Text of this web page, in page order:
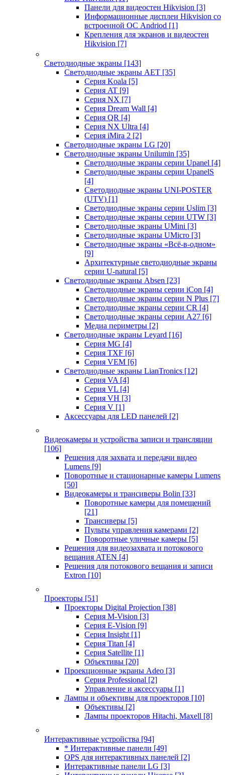
Панели для видеостен Hikvision [3]
Информационные дисплеи Hikvision со
встроенной ОС Andriod [1]
Крепления для экранов и видеостен
Hikvision [7]
Светодиодные экраны [143]
Светодиодные экраны AET [35]
Cерия Koala [5]
Серия AT [9]
Серия NX [7]
Серия Dream Wall [4]
Серия QR [4]
Серия NX Ultra [4]
Серия iMira 2 [2]
Светодиодные экраны LG [20]
Светодиодные экраны Unilumin [35]
Светодиодные экраны серии Upanel [4]
Светодиодные экраны серии UpanelS
[4]
Светодиодные экраны UNI-POSTER
(UTV) [1]
Светодиодные экраны серии Uslim [3]
Светодиодные экраны серии UTW [3]
Светодиодные экраны UMini [3]
Светодиодные экраны UMicro [3]
Светодиодные экраны «Всё-в-одном»
[9]
Архитектурные светодиодные экраны
серии U-natural [5]
Светодиодные экраны Absen [23]
Светодиодные экраны серии iCon [4]
Светодиодные экраны серии N Plus [7]
Светодиодные экраны серии CR [4]
Светодиодные экраны серии А27 [6]
Медиа периметры [2]
Светодиодные экраны Leyard [16]
Серия MG [4]
Серия TXF [6]
Серия VEM [6]
Светодиодные экраны LianTronics [12]
Серия VA [4]
Серия VL [4]
Серия VH [3]
Серия V [1]
Аксессуары для LED панелей [2]
Видеокамеры и устройства записи и трансляции
[106]
Решения для захвата и передачи видео
Lumens [9]
Поворотные и стационарные камеры Lumens
[50]
Видеокамеры и трансиверы Bolin [33]
Поворотные камеры для помещений
[21]
Трансиверы [5]
Пульты управления камерами [2]
Поворотные уличные камеры [5]
Решения для видеозахвата и потокового
вещания ATEN [4]
Решения для потокового вещания и записи
Extron [10]
Проекторы [51]
Проекторы Digital Projection [38]
Серия M-Vision [3]
Серия E-Vision [9]
Серия Insight [1]
Серия Titan [4]
Серия Satellite [1]
Объективы [20]
Проекционные экраны Adeo [3]
Серия Professional [2]
Управление и аксессуары [1]
Лампы и объективы для проекторов [10]
Объективы [2]
Лампы проекторов Hitachi, Maxell [8]
Интерактивные устройства [94]
* Интерактивные панели [49]
OPS для интерактивных панелей [2]
Интерактивные панели LG [3]